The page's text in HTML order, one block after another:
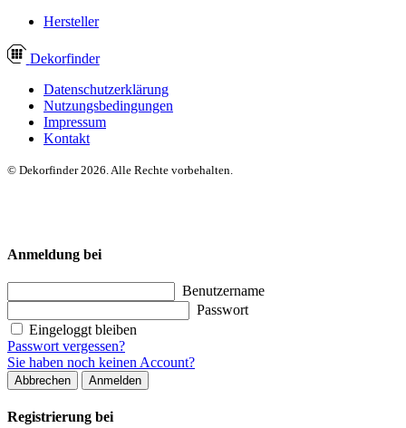
Hersteller
Dekorfinder
Datenschutzerklärung
Nutzungsbedingungen
Impressum
Kontakt
© Dekorfinder 2026. Alle Rechte vorbehalten.
Anmeldung bei
Benutzername
Passwort
Eingeloggt bleiben
Passwort vergessen?
Sie haben noch keinen Account?
Abbrechen Anmelden
Registrierung bei